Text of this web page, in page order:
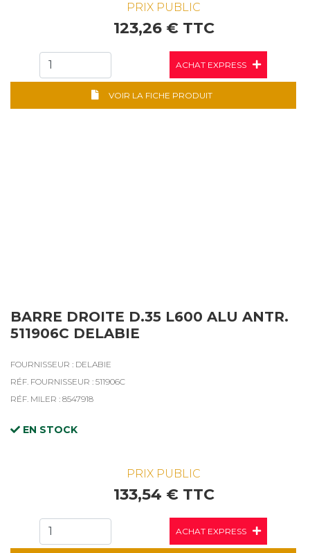
PRIX PUBLIC
123,26 € TTC
ACHAT EXPRESS
VOIR LA FICHE PRODUIT
BARRE DROITE D.35 L600 ALU ANTR.
511906C DELABIE
FOURNISSEUR : DELABIE
RÉF. FOURNISSEUR : 511906C
RÉF. MILER : 8547918
EN STOCK
PRIX PUBLIC
133,54 € TTC
ACHAT EXPRESS